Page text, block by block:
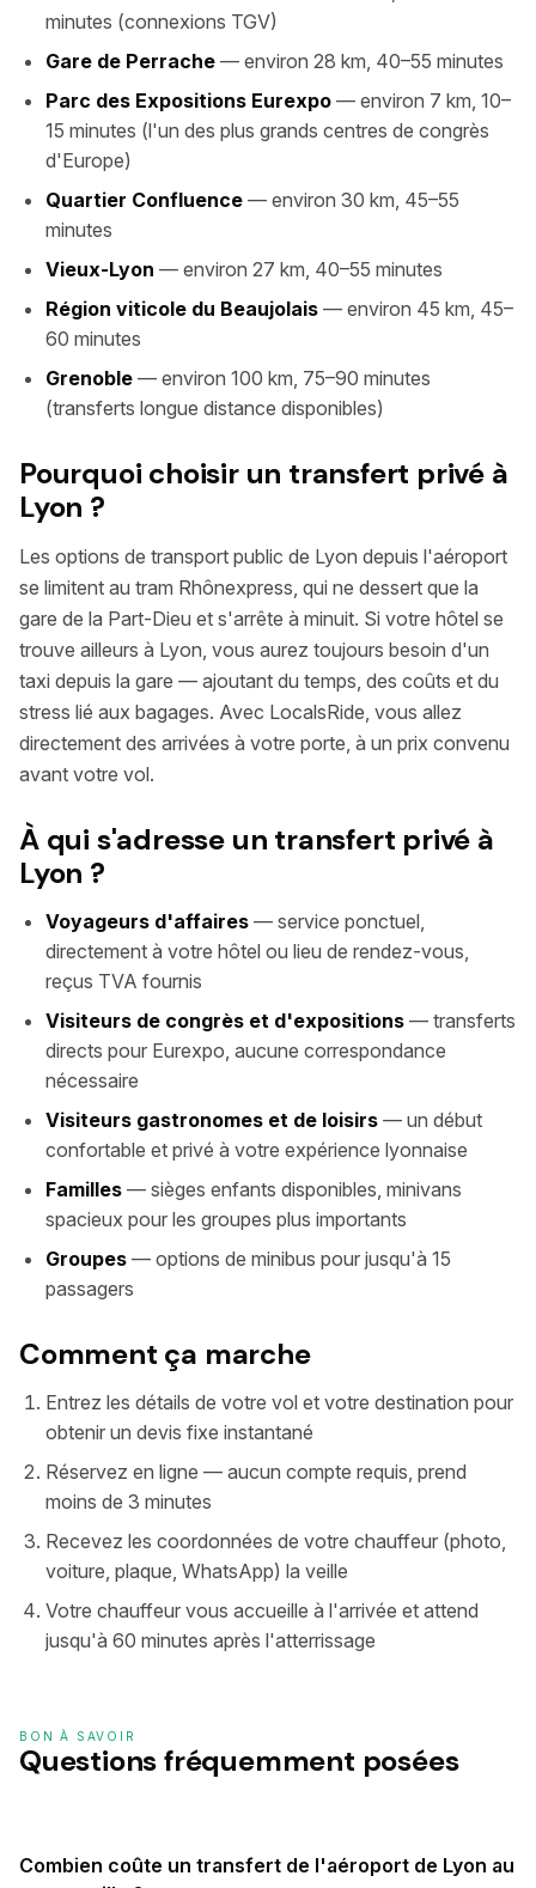
minutes (connexions TGV)
Gare de Perrache — environ 28 km, 40–55 minutes
Parc des Expositions Eurexpo — environ 7 km, 10–
15 minutes (l'un des plus grands centres de congrès
d'Europe)
Quartier Confluence — environ 30 km, 45–55
minutes
Vieux-Lyon — environ 27 km, 40–55 minutes
Région viticole du Beaujolais — environ 45 km, 45–
60 minutes
Grenoble — environ 100 km, 75–90 minutes
(transferts longue distance disponibles)
Pourquoi choisir un transfert privé à
Lyon ?
Les options de transport public de Lyon depuis l'aéroport
se limitent au tram Rhônexpress, qui ne dessert que la
gare de la Part-Dieu et s'arrête à minuit. Si votre hôtel se
trouve ailleurs à Lyon, vous aurez toujours besoin d'un
taxi depuis la gare — ajoutant du temps, des coûts et du
stress lié aux bagages. Avec LocalsRide, vous allez
directement des arrivées à votre porte, à un prix convenu
avant votre vol.
À qui s'adresse un transfert privé à
Lyon ?
Voyageurs d'affaires — service ponctuel,
directement à votre hôtel ou lieu de rendez-vous,
reçus TVA fournis
Visiteurs de congrès et d'expositions — transferts
directs pour Eurexpo, aucune correspondance
nécessaire
Visiteurs gastronomes et de loisirs — un début
confortable et privé à votre expérience lyonnaise
Familles — sièges enfants disponibles, minivans
spacieux pour les groupes plus importants
Groupes — options de minibus pour jusqu'à 15
passagers
Comment ça marche
Entrez les détails de votre vol et votre destination pour
obtenir un devis fixe instantané
Réservez en ligne — aucun compte requis, prend
moins de 3 minutes
Recevez les coordonnées de votre chauffeur (photo,
voiture, plaque, WhatsApp) la veille
Votre chauffeur vous accueille à l'arrivée et attend
jusqu'à 60 minutes après l'atterrissage
BON À SAVOIR
Questions fréquemment posées
Combien coûte un transfert de l'aéroport de Lyon au